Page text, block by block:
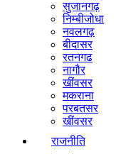
सुजानगढ़
निम्बीजोधा
नवलगढ़
बीदासर
रतनगढ
नागौर
खींवसर
मकराना
परबतसर
खींवसर
राजनीति